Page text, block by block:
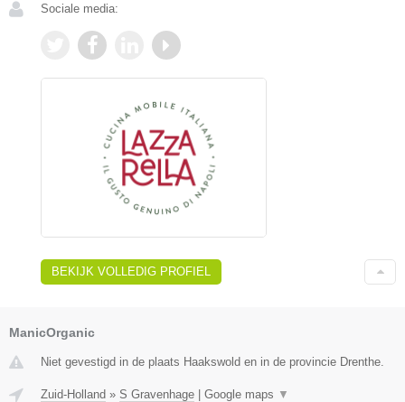
Sociale media:
BEKIJK VOLLEDIG PROFIEL
ManicOrganic
Niet gevestigd in de plaats Haakswold en in de provincie Drenthe.
Zuid-Holland » S Gravenhage Google maps ▼